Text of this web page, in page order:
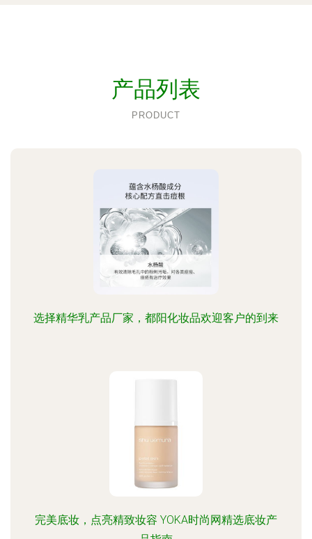
产品列表
PRODUCT
选择精华乳产品厂家，都阳化妆品欢迎客户的到来
完美底妆，点亮精致妆容 YOKA时尚网精选底妆产